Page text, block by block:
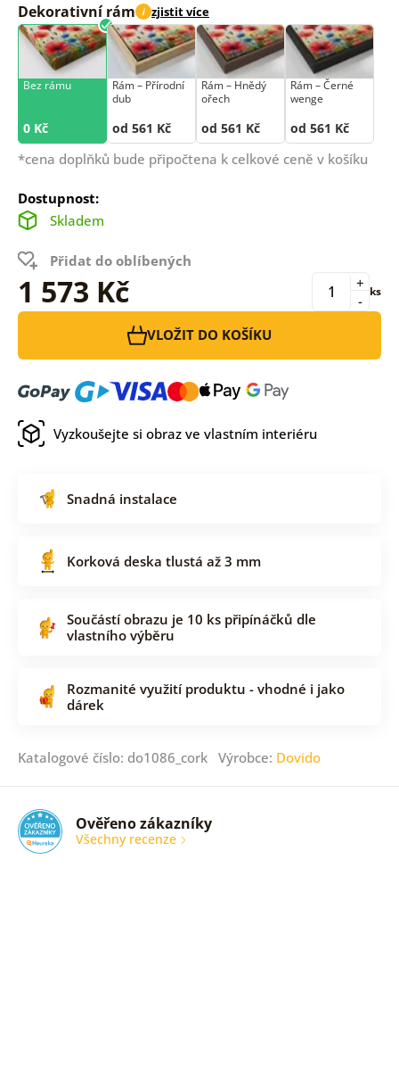
Dekorativní rám i zjistit více
Bez rámu
0 Kč
Rám –⁠⁠⁠⁠⁠⁠ Přírodní
dub
od 561 Kč
Rám –⁠⁠⁠⁠⁠⁠ Hnědý
ořech
od 561 Kč
Rám –⁠⁠⁠⁠⁠⁠ Černé
wenge
od 561 Kč
*cena doplňků bude připočtena k celkové ceně v košíku
Dostupnost:
Skladem
Přidat do oblíbených
1 573 Kč -
+ ks
VLOŽIT DO KOŠÍKU
Vyzkoušejte si obraz ve vlastním interiéru
Snadná instalace
Korková deska tlustá až 3 mm
Součástí obrazu je 10 ks připínáčků dle
vlastního výběru
Rozmanité využití produktu - vhodné i jako
dárek
Katalogové číslo: do1086_cork Výrobce: Dovido
Ověřeno zákazníky
Všechny recenze